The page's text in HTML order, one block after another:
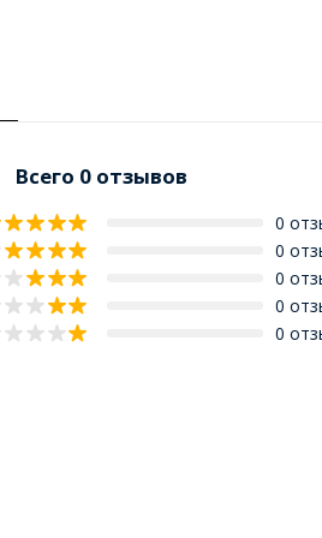
Всего 0 отзывов
0
0
0
0
0